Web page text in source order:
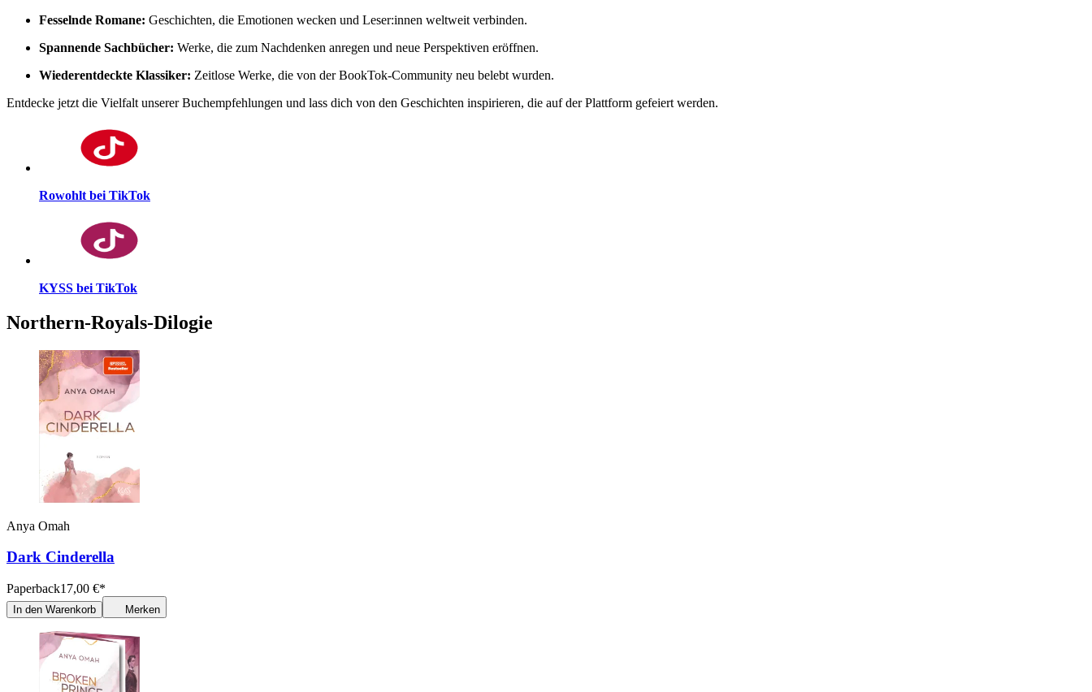
Fesselnde Romane: Geschichten, die Emotionen wecken und Leser:innen weltweit verbinden.
Spannende Sachbücher: Werke, die zum Nachdenken anregen und neue Perspektiven eröffnen.
Wiederentdeckte Klassiker: Zeitlose Werke, die von der BookTok-Community neu belebt wurden.
Entdecke jetzt die Vielfalt unserer Buchempfehlungen und lass dich von den Geschichten inspirieren, die auf der Plattform gefeiert werden.
Rowohlt bei TikTok
KYSS bei TikTok
Northern-Royals-Dilogie
Anya Omah
Dark Cinderella
Paperback17,00 €*
In den Warenkorb Merken